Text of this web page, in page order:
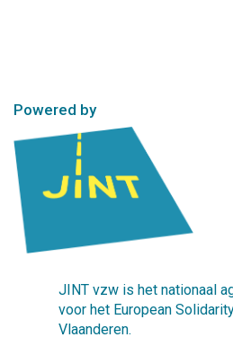
Powered by
JINT vzw is het nationaal
voor het European
Vlaanderen.